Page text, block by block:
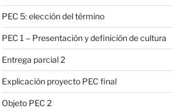
PEC 5: elección del término
PEC 1 – Presentación y definición de cultura
Entrega parcial 2
Explicación proyecto PEC final
Objeto PEC 2